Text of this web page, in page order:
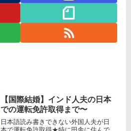
【国際結婚】インド人夫の日本
での運転免許取得まで〜
日本語読み書きできない外国人夫が日